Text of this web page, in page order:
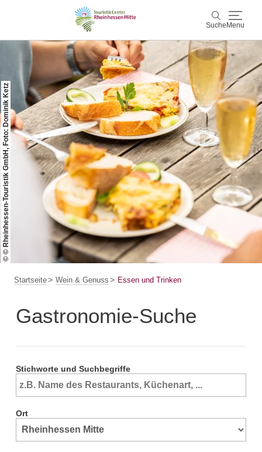
Suche Menu
Suche
Rheinhessen Mitte
Aktiv & Natur
Wein & Genuss
Kultur & Events
Service & Unterkünfte
Karte
KarteRheinhessen Blog
© © Rheinhessen-Touristik GmbH, Foto: Dominik Ketz
Startseite Wein & Genuss Essen und Trinken
Gastronomie-Suche
Stichworte und Suchbegriffe
Ort